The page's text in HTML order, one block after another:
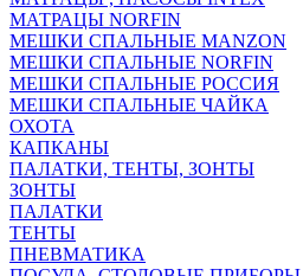
МАТРАЦЫ NORFIN
МЕШКИ СПАЛЬНЫЕ MANZON
МЕШКИ СПАЛЬНЫЕ NORFIN
МЕШКИ СПАЛЬНЫЕ РОССИЯ
МЕШКИ СПАЛЬНЫЕ ЧАЙКА
ОХОТА
КАПКАНЫ
ПАЛАТКИ, ТЕНТЫ, ЗОНТЫ
ЗОНТЫ
ПАЛАТКИ
ТЕНТЫ
ПНЕВМАТИКА